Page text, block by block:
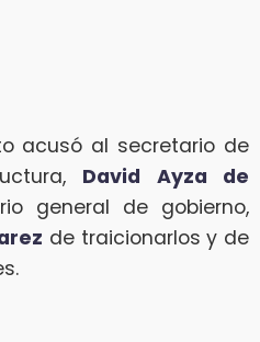
acusó al secretario de
David Ayza de
general de gobierno,
de traicionarlos y de